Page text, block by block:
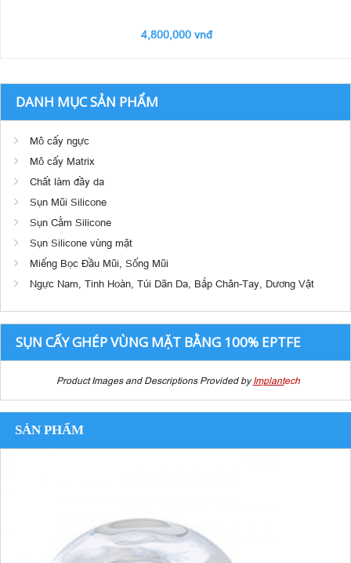
4,800,000 vnđ
DANH MỤC SẢN PHẨM
Mô cấy ngực
Mô cấy Matrix
Chất làm đầy da
Sụn Mũi Silicone
Sụn Cằm Silicone
Sụn Silicone vùng mặt
Miếng Bọc Đầu Mũi, Sống Mũi
Ngực Nam, Tinh Hoàn, Túi Dãn Da, Bắp Chân-Tay, Dương Vật
SỤN CẤY GHÉP VÙNG MẶT BẰNG 100% EPTFE
Product Images and Descriptions Provided byImplantech
SẢN PHẨM